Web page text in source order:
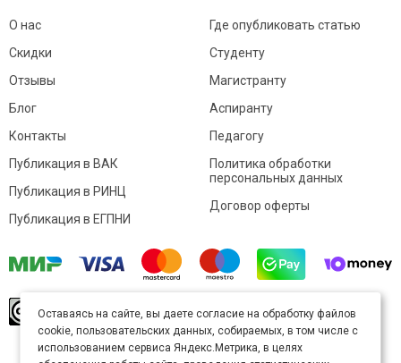
О нас
Скидки
Отзывы
Блог
Контакты
Где опубликовать статью
Студенту
Магистранту
Аспиранту
Педагогу
Публикация в ВАК
Публикация в РИНЦ
Публикация в ЕГПНИ
Политика обработки
персональных данных
Договор оферты
произведение доступно полицензии Creative
Commons «Attribution» («Атрибуция») 4.0
Непортированная.
Оставаясь на сайте, вы даете согласие на обработку файлов
cookie, пользовательских данных, собираемых, в том числе с
использованием сервиса Яндекс.Метрика, в целях